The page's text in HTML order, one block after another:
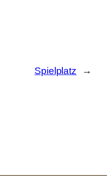
Spielplatz →